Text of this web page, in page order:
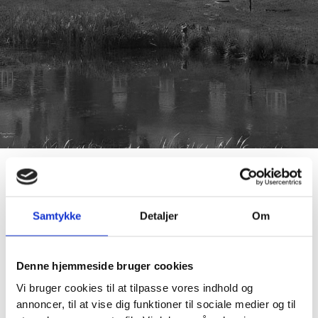
Samtykke Detaljer Om
Denne hjemmeside bruger cookies
Vi bruger cookies til at tilpasse vores indhold og
annoncer, til at vise dig funktioner til sociale medier og til
Til Gammel Estrup, Ulstrup, Sostrup, Skærvad,
Ørbækgaard, Krenkerup, Rosenlund og Nørregaard
m.m.